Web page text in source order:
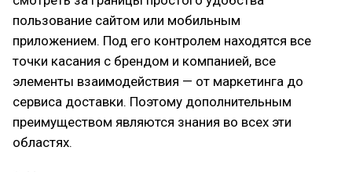
пользование сайтом или мобильным
приложением. Под его контролем находятся все
точки касания с брендом и компанией, все
элементы взаимодействия — от маркетинга до
сервиса доставки. Поэтому дополнительным
преимуществом являются знания во всех эти
областях.